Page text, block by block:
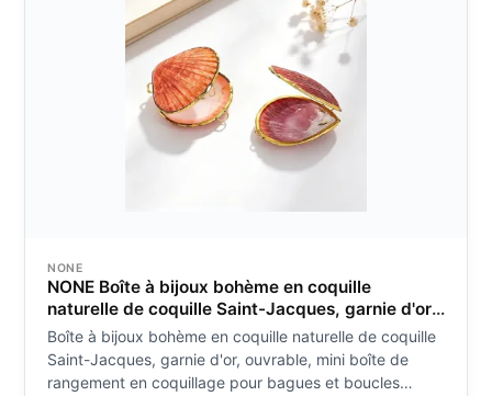
NONE
NONE Boîte à bijoux bohème en coquille
naturelle de coquille Saint-Jacques, garnie d'or,
ouvrable, mini boîte de rangement en coquillage
pour bagues et boucles d'oreilles
Boîte à bijoux bohème en coquille naturelle de coquille
Saint-Jacques, garnie d'or, ouvrable, mini boîte de
rangement en coquillage pour bagues et boucles